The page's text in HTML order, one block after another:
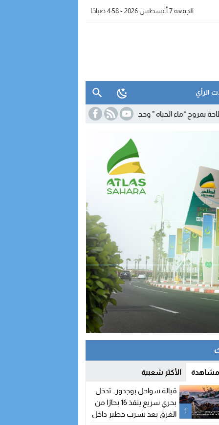
الجمعة 7 أغسطس 2026 - 4:58 صباحًا
الرأي
“ماء الحياة ” وحجز معدات للتقطير 19:39 برنامج شتوي غير مسبوق
مشاهدة الأكثر شعبية
1
قبالة سواحل بوجدور.. تدخل
بحري سريع ينقذ 16 بحارًا من
الغرق بعد تسرب خطير داخل